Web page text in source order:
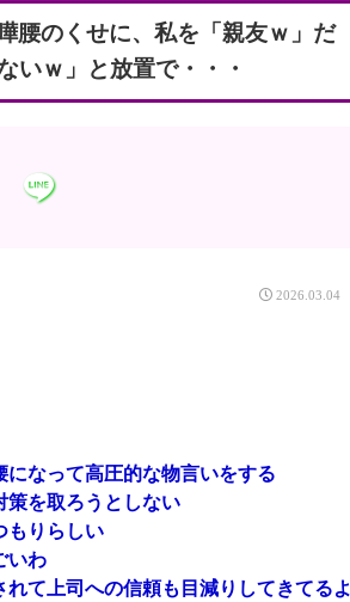
e
腰のくせに、私を「親友ｗ」だ
いｗ」と放置で・・・
2026.03.04
なって高圧的な物言いをする
策を取ろうとしない
もりらしい
いわ
て上司への信頼も目減りしてきてるよ